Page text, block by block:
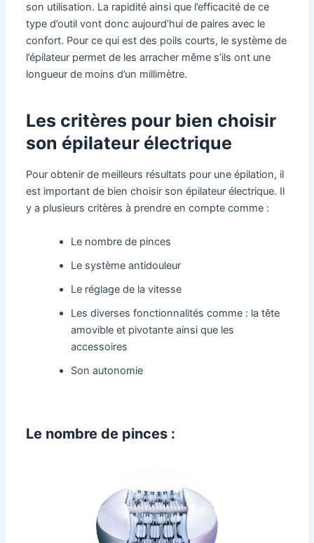
son utilisation. La rapidité ainsi que l’efficacité de ce
type d’outil vont donc aujourd’hui de paires avec le
confort. Pour ce qui est des poils courts, le système de
l’épilateur permet de les arracher même s’ils ont une
longueur de moins d’un millimètre.
Les critères pour bien choisir
son épilateur électrique
Pour obtenir de meilleurs résultats pour une épilation, il
est important de bien choisir son épilateur électrique. Il
y a plusieurs critères à prendre en compte comme :
Le nombre de pinces
Le système antidouleur
Le réglage de la vitesse
Les diverses fonctionnalités comme : la tête
amovible et pivotante ainsi que les
accessoires
Son autonomie
Le nombre de pinces :